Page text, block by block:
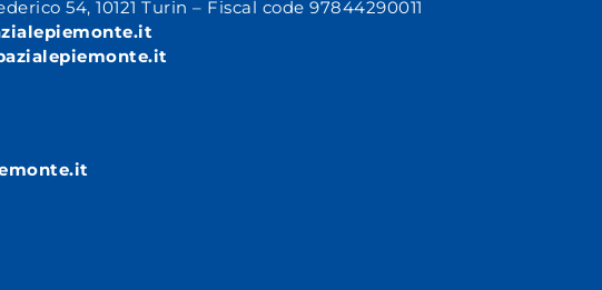
54, 10121 Turin – Fiscal code 97844290011